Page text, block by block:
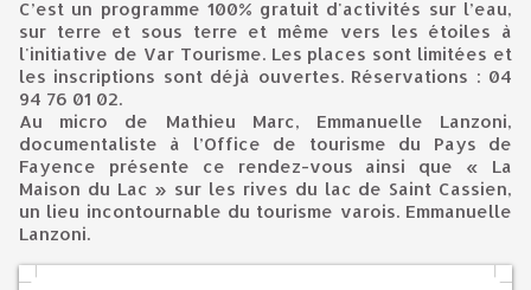
C’est un programme 100% gratuit d'activités sur l’eau,
sur terre et sous terre et même vers les étoiles à
l'initiative de Var Tourisme. Les places sont limitées et
les inscriptions sont déjà ouvertes. Réservations : 04
94 76 01 02.
Au micro de Mathieu Marc, Emmanuelle Lanzoni,
documentaliste à l’Office de tourisme du Pays de
Fayence présente ce rendez-vous ainsi que « La
Maison du Lac » sur les rives du lac de Saint Cassien,
un lieu incontournable du tourisme varois. Emmanuelle
Lanzoni.